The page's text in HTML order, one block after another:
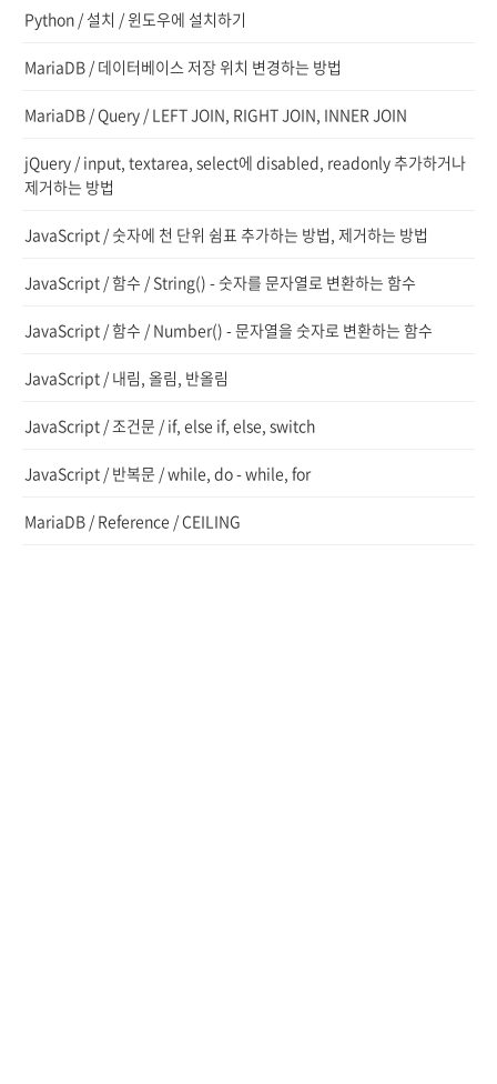
Python / 설치 / 윈도우에 설치하기
MariaDB / 데이터베이스 저장 위치 변경하는 방법
MariaDB / Query / LEFT JOIN, RIGHT JOIN, INNER JOIN
jQuery / input, textarea, select에 disabled, readonly 추가하거나
제거하는 방법
JavaScript / 숫자에 천 단위 쉼표 추가하는 방법, 제거하는 방법
JavaScript / 함수 / String() - 숫자를 문자열로 변환하는 함수
JavaScript / 함수 / Number() - 문자열을 숫자로 변환하는 함수
JavaScript / 내림, 올림, 반올림
JavaScript / 조건문 / if, else if, else, switch
JavaScript / 반복문 / while, do - while, for
MariaDB / Reference / CEILING